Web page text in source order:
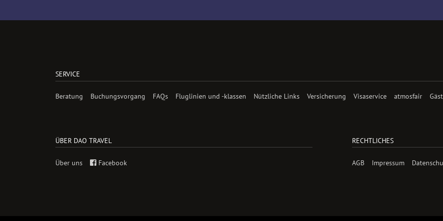
SERVICE
Beratung Buchungsvorgang FAQs Fluglinien und -klassen Nützliche Links Versicherung Visaservice atmosfair
ÜBER DAO TRAVEL
Über uns Facebook
RECHTLICHES
AGB Impressum